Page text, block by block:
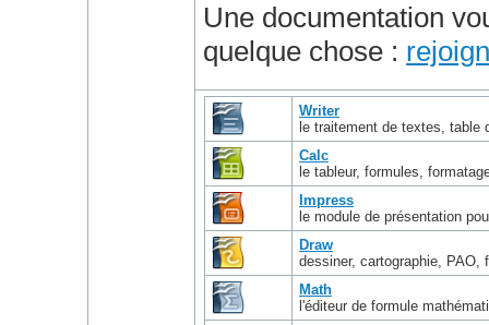
Une documentation
quelque chose :
Writer
le traitement de textes,
Calc
le tableur, formules,
Impress
le module de présentation
Draw
dessiner, cartographie, PAO,
Math
l'éditeur de formule